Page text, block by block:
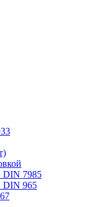
DIN 7985
DIN 965